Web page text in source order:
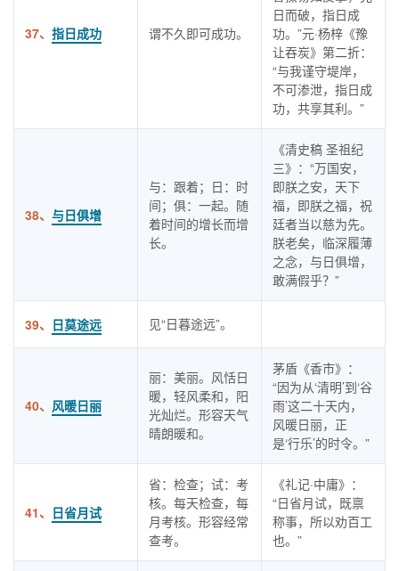
37、 指日成功 谓不久即可成功。
日而破，指日成
功。”元·杨梓《豫
让吞炭》第二折：
“与我谨守堤岸，
不可渗泄，指日成
功，共享其利。”
38、 与日俱增
与：跟着；日：时
间；俱：一起。随
着时间的增长而增
长。
《清史稿 圣祖纪
三》：“万国安，
即朕之安，天下
福，即朕之福，祝
廷者当以慈为先。
朕老矣，临深履薄
之念，与日俱增，
敢满假乎？”
39、 日莫途远 见“日暮途远”。
40、 风暖日丽
丽：美丽。风恬日
暖，轻风柔和，阳
光灿烂。形容天气
晴朗暖和。
茅盾《香市》：
“因为从‘清明’到‘谷
雨’这二十天内，
风暖日丽，正
是‘行乐’的时令。”
41、 日省月试
省：检查；试：考
核。每天检查，每
月考核。形容经常
查考。
《礼记·中庸》：
“日省月试，既禀
称事，所以劝百工
也。”